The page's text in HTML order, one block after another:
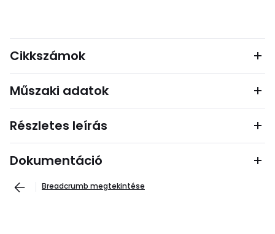
Cikkszámok
Műszaki adatok
Részletes leírás
Dokumentáció
Breadcrumb megtekintése